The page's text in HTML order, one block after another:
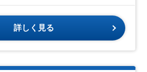
詳しく見る